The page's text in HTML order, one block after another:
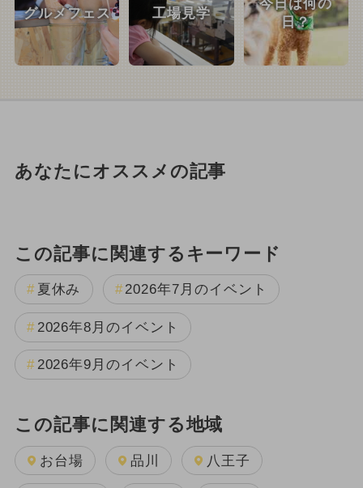
グルメフェス 工場見学
今日は何の
日？
あなたにオススメの記事
この記事に関連するキーワード
夏休み 2026年7月のイベント
2026年8月のイベント
2026年9月のイベント
この記事に関連する地域
お台場 品川 八王子